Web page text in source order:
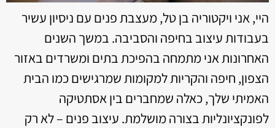
היי, אני ויקטוריה בן טל, מעצבת פנים עם ניסיון עשיר
בעבודות עיצוב בחיפה והסביבה. במשך השנים
האחרונות אני מתמחה בהפיכת בתים ומשרדים באזור
הצפון, חיפה והקריות למקומות שמרגישים כמו הבית
האמיתי שלך, כאלה שמחברים בין אסתטיקה
לפונקציונליות בצורה מושלמת. עיצוב פנים – לא רק